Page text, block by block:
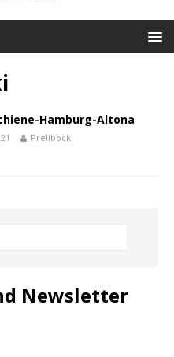
Hamburg-Altona
Prellbock
Newsletter